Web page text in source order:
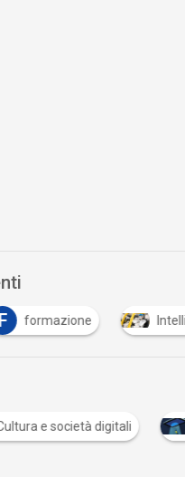
formazione
e società digitali